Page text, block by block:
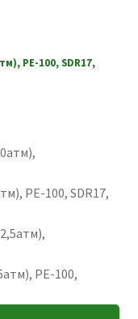
РЕ-100, SDR17,
РЕ-100, SDR17,
РЕ-100,